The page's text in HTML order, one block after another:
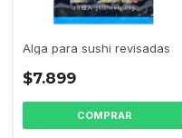
Alga para sushi revisadas
$7.899